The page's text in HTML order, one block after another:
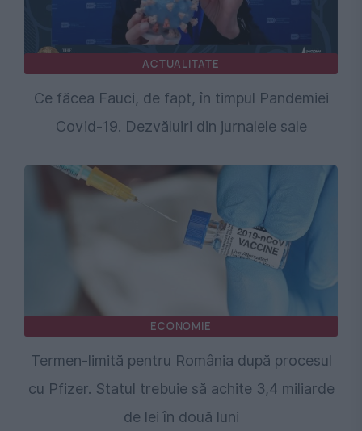
ACTUALITATE
Ce făcea Fauci, de fapt, în timpul Pandemiei
Covid-19. Dezvăluiri din jurnalele sale
ECONOMIE
Termen-limită pentru România după procesul
cu Pfizer. Statul trebuie să achite 3,4 miliarde
de lei în două luni